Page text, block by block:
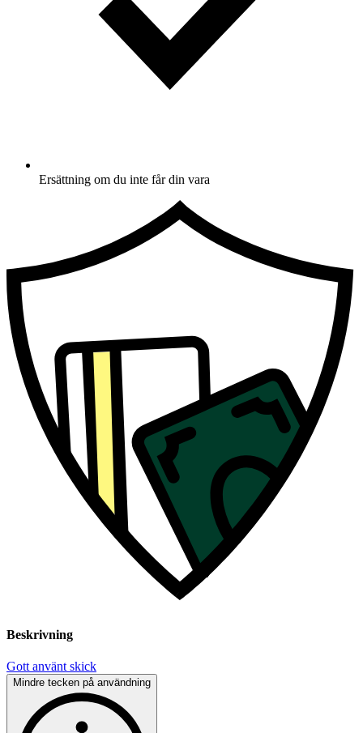
Ersättning om du inte får din vara
Beskrivning
Gott använt skick
Mindre tecken på användning